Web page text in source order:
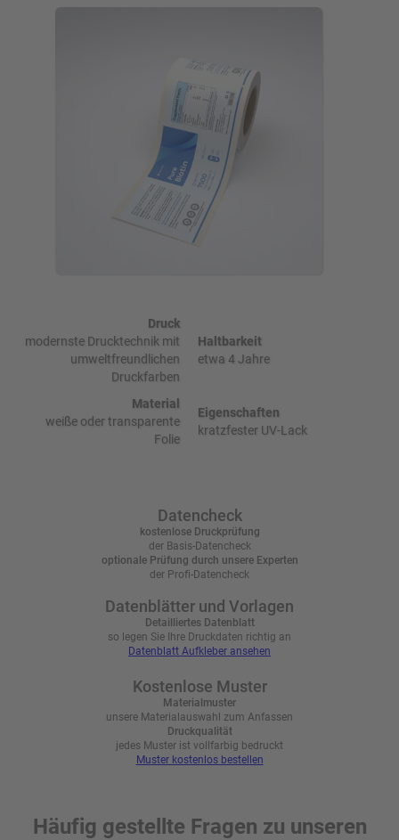
Druck
modernste Drucktechnik mit
umweltfreundlichen
Druckfarben
Haltbarkeit
etwa 4 Jahre
Material
weiße oder transparente
Folie
Eigenschaften
kratzfester UV-Lack
Häufig gestellte Fragen zu unseren